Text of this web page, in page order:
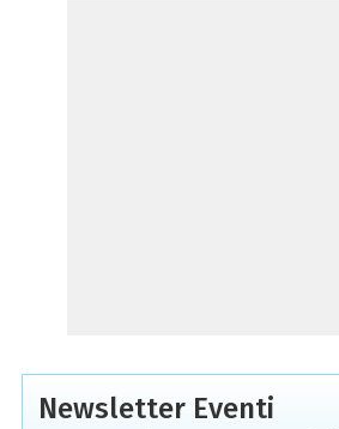
Newsletter Eventi